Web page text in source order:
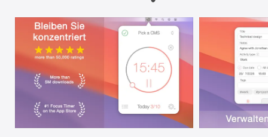
Suchen
Plattform
iPhone
Mac
Vision